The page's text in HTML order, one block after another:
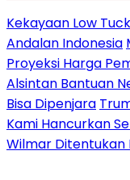
Kekayaan Low
Andalan Indonesia
Proyeksi Harga
Alsintan Bantuan
Bisa Dipenjara
Kami Hancurkan
Wilmar Ditentukan